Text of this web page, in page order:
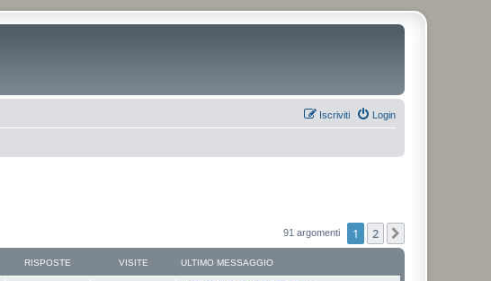
Login
Iscriviti
91 argomenti 1 2
RISPOSTE VISITE ULTIMO MESSAGGIO